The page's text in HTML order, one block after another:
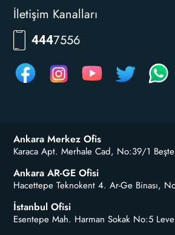
İletişim Kanalları
4447556
Ankara Merkez Ofis
Karaca Apt. Merhale Cad, No:39/1
Ankara AR-GE Ofisi
Hacettepe Teknokent 4. Ar-Ge Binası,
İstanbul Ofisi
Esentepe Mah. Harman Sokak No:5